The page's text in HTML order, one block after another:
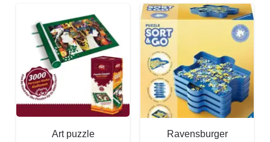
Art puzzle Ravensburger